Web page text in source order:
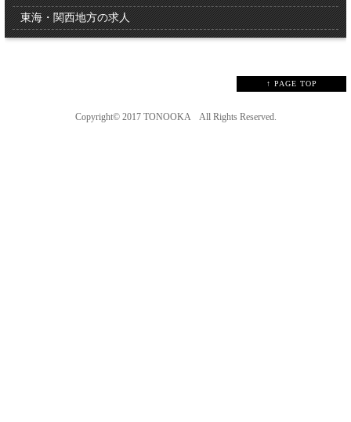
東海・関西地方の求人
↑ PAGE TOP
Copyright© 2017 TONOOKAAll Rights Reserved.